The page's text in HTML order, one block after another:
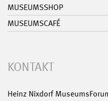
MUSEUMSSHOP
MUSEUMSCAFÉ
KONTAKT
Heinz Nixdorf